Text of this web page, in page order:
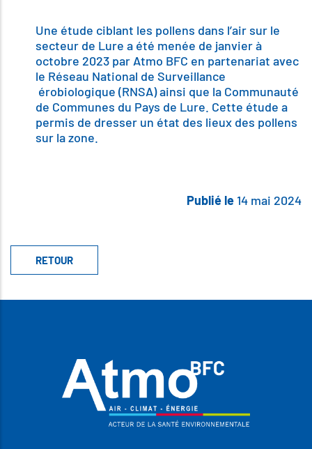
Body
Une étude ciblant les pollens dans l’air sur le
secteur de Lure a été menée de janvier à
octobre 2023 par Atmo BFC en partenariat avec
le Réseau National de Surveillance
érobiologique (RNSA) ainsi que la Communauté
de Communes du Pays de Lure. Cette étude a
permis de dresser un état des lieux des pollens
sur la zone.
Publié le 14 mai 2024